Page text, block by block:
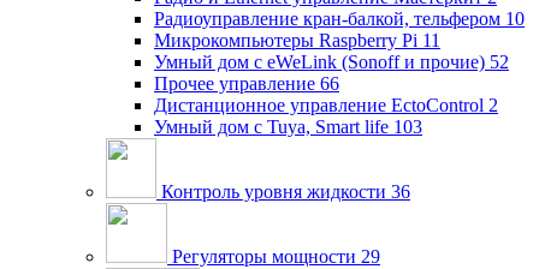
Радиоуправление кран-балкой, тельфером 10
Микрокомпьютеры Raspberry Pi 11
Умный дом c eWeLink (Sonoff и прочие) 52
Прочее управление 66
Дистанционное управление EctoControl 2
Умный дом с Tuya, Smart life 103
Контроль уровня жидкости 36
Регуляторы мощности 29